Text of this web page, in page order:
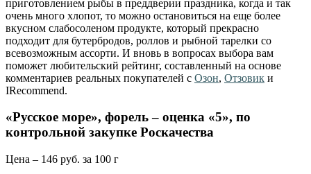
приготовлением рыбы в преддверии праздника, когда и так
очень много хлопот, то можно остановиться на еще более
вкусном слабосоленом продукте, который прекрасно
подходит для бутербродов, роллов и рыбной тарелки со
всевозможным ассорти. И вновь в вопросах выбора вам
поможет любительский рейтинг, составленный на основе
комментариев реальных покупателей с Озон, Отзовик и
IRecommend.
«Русское море», форель – оценка «5», по
контрольной закупке Роскачества
Цена – 146 руб. за 100 г